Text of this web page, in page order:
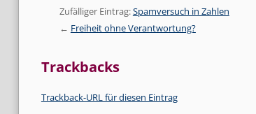
Zufälliger Eintrag:Spamversuch in Zahlen
Freiheit ohne Verantwortung?
Trackbacks
Trackback-URL für diesen Eintrag